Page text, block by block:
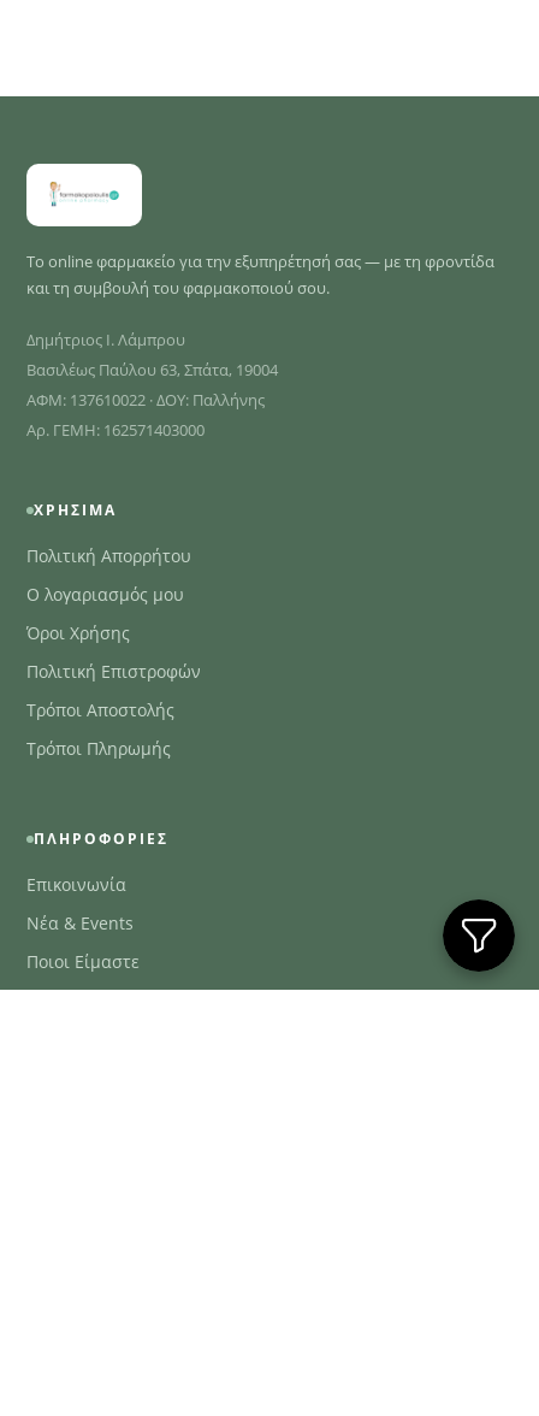
Το online φαρμακείο για την εξυπηρέτησή σας — με τη φροντίδα
και τη συμβουλή του φαρμακοποιού σου.
Δημήτριος Ι. Λάμπρου
Βασιλέως Παύλου 63, Σπάτα, 19004
ΑΦΜ: 137610022 · ΔΟΥ: Παλλήνης
Αρ. ΓΕΜΗ: 162571403000
ΧΡΉΣΙΜΑ
Πολιτική Απορρήτου
Ο λογαριασμός μου
Όροι Χρήσης
Πολιτική Επιστροφών
Τρόποι Αποστολής
Τρόποι Πληρωμής
ΠΛΗΡΟΦΟΡΊΕΣ
Επικοινωνία
Νέα & Events
Ποιοι Είμαστε